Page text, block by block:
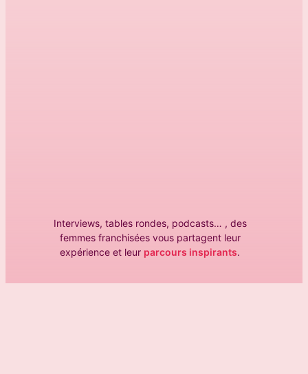
Interviews, tables rondes, podcasts… , des
femmes franchisées vous partagent leur
expérience et leur parcours inspirants.